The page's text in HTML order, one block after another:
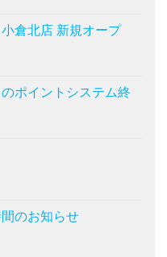
倉北店 新規オープ
ポイントシステム終
のお知らせ